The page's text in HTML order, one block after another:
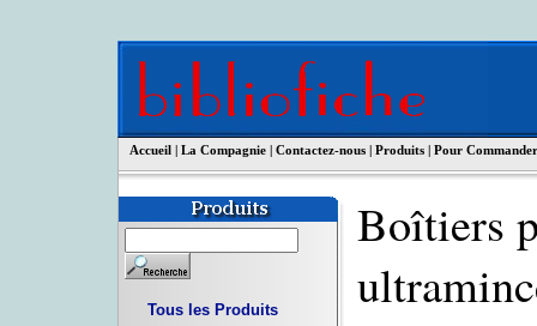
Accueil | La Compagnie | Contactez-nous | Produits | Pour Commander
Tous les Produits
Boîtiers